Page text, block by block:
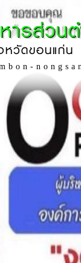
ารส่วน
หวัดขอนแก่น